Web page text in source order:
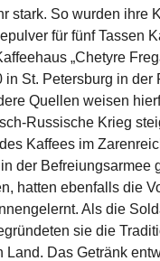
stark. So wurden ihre
für fünf Tassen
„Chetyre
in St. Petersburg in der
Quellen weisen
Russische Krieg
Kaffees im
der Befreiungsarmee
hatten ebenfalls die
Als die
sie die
Land. Das Getränk